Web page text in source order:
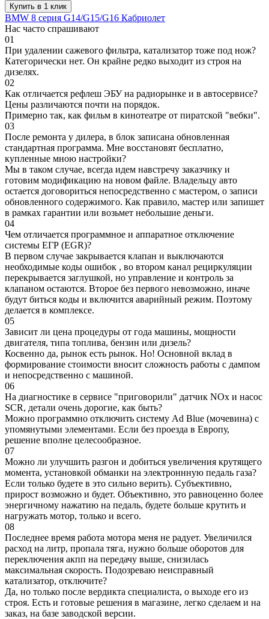
Купить в 1 клик
BMW 8 серия G14/G15/G16 Кабриолет
Нас часто спрашивают
01
При удалении сажевого фильтра, катализатор тоже под нож?
Категорически нет. Он крайне редко выходит из строя на
дизелях.
02
Как отличается рефлеш ЭБУ на радиорынке и в автосервисе?
Цены различаются почти на порядок.
Примерно так, как фильм в кинотеатре от пиратской "вебки".
03
После ремонта у дилера, в блок записана обновленная
стандартная программа. Мне восстановят бесплатно,
купленные мною настройки?
Мы в таком случае, всегда идем навстречу заказчику и
готовим модификацию на новом файле. Владельцу авто
остается договориться непосредственно с мастером, о записи
обновленного содержимого. Как правило, мастер или запишет
в рамках гарантии или возьмет небольшие деньги.
04
Чем отличается программное и аппаратное отключение
системы ЕГР (EGR)?
В первом случае закрывается клапан и выключаются
необходимые коды ошибок , во втором канал рециркуляции
перекрывается заглушкой, но управление и контроль за
клапаном остаются. Второе без первого невозможно, иначе
будут биться коды и включится аварийный режим. Поэтому
делается в комплексе.
05
Зависит ли цена процедуры от года машины, мощности
двигателя, типа топлива, бензин или дизель?
Косвенно да, рынок есть рынок. Но! Основной вклад в
формирование стоимости вносит сложность работы с дампом
и непосредственно с машиной.
06
На диагностике в сервисе "приговорили" датчик NOx и насос
SCR, детали очень дорогие, как быть?
Можно программно отключить систему Ad Blue (мочевина) с
упомянутыми элементами. Если без проезда в Европу,
решение вполне целесообразное.
07
Можно ли улучшить разгон и добиться увеличения крутящего
момента, установкой обманки на электроннную педаль газа?
Если только будете в это сильно верить). Субъективно,
прирост возможно и будет. Объективно, это равноценно более
энергичному нажатию на педаль, будете больше крутить и
нагружать мотор, только и всего.
08
Последнее время работа мотора меня не радует. Увеличился
расход на литр, пропала тяга, нужно больше оборотов для
переключения акпп на передачу выше, снизилась
максимальная скорость. Подозреваю неисправный
катализатор, отключите?
Да, но только после вердикта специалиста, о выходе его из
строя. Есть и готовые решения в магазине, легко сделаем и на
заказ, на базе заводской версии.